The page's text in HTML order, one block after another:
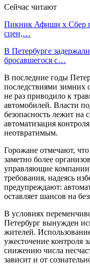
Сейчас читают
Пикник Афиши x Сбер
сцен,…
В Петербурге
бросавшегося с…
В последние годы
последствиями зимних
не раз приводило к
автомобилей. Власти
безопасность лежит на
автоматизация
неотвратимым.
Горожане отмечают, что
заметно более
управляющие
требования, надеясь
предупреждают:
оставляет шансов на
В условиях
Петербург вынужден
жителей.
ужесточение контроля
снижению числа
зависит и от